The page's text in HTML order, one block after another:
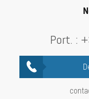
Port. :